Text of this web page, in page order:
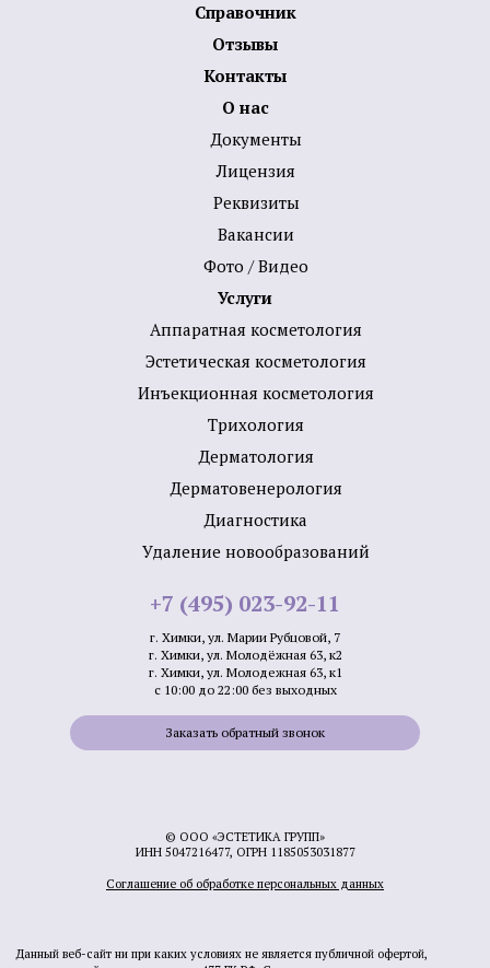
Справочник
Отзывы
Контакты
О нас
Документы
Лицензия
Реквизиты
Вакансии
Фото / Видео
Услуги
Аппаратная косметология
Эстетическая косметология
Инъекционная косметология
Трихология
Дермато­логия
Дерматовенерология
Диагностика
Удаление новообразований
+7 (495) 023-92-11
г. Химки, ул. Марии Рубцовой, 7
г. Химки, ул. Молодёжная 63, к2
г. Химки, ул. Молодежная 63, к1
с 10:00 до 22:00 без выходных
Заказать обратный звонок
© ООО «ЭСТЕТИКА ГРУПП»
ИНН 5047216477, ОГРН 1185053031877
Соглашение об обработке персональных данных
Данный веб-сайт ни при каких условиях не является публичной офертой,